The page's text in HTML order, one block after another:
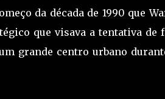
da década de 1990 que
que visava a tentativa de
grande centro urbano